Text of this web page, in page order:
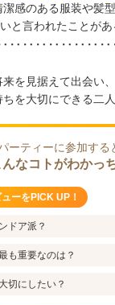
潔感のある服装や髪型
と言われたことが
来を見据えて出会い、
を大切にできる二
ーティーに参加する
なコトがわかっ
ーをPICK UP！
ドア派？
も重要なのは？
切にしたい？